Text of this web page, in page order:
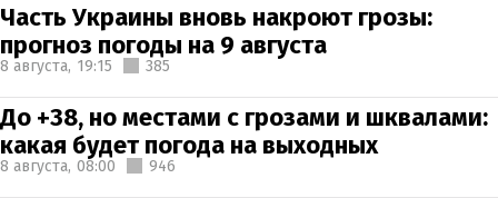
Часть Украины вновь накроют грозы:
прогноз погоды на 9 августа
8 августа, 19:15 385
До +38, но местами с грозами и шквалами:
какая будет погода на выходных
8 августа, 08:00 946